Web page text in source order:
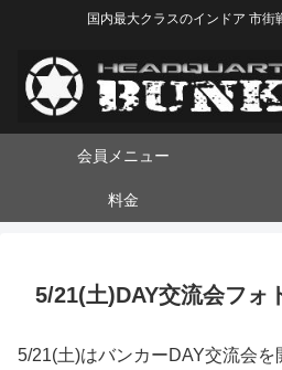
国内最大クラスのインドア 市街
会員メニュー
料金
5/21(土)DAY交流会フォ
5/21(土)はバンカーDAY交流会